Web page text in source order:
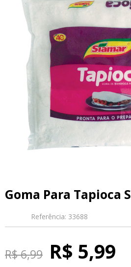
Goma Para Tapioca
Referência: 33688
R$ 6,99 R$ 5,99